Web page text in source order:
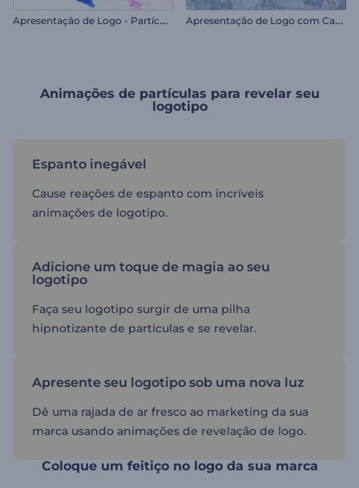
A
presentação de Logo - Partículas Coloridas A
presentação de Logo com Cacos de Vidro
Animações de partículas para revelar seu
logotipo
Espanto inegável
Cause reações de espanto com incríveis
animações de logotipo.
Adicione um toque de magia ao seu
logotipo
Faça seu logotipo surgir de uma pilha
hipnotizante de partículas e se revelar.
Apresente seu logotipo sob uma nova luz
Dê uma rajada de ar fresco ao marketing da sua
marca usando animações de revelação de logo.
Coloque um feitiço no logo da sua marca